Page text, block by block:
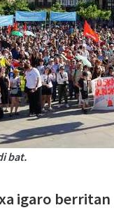
bat.
igaro